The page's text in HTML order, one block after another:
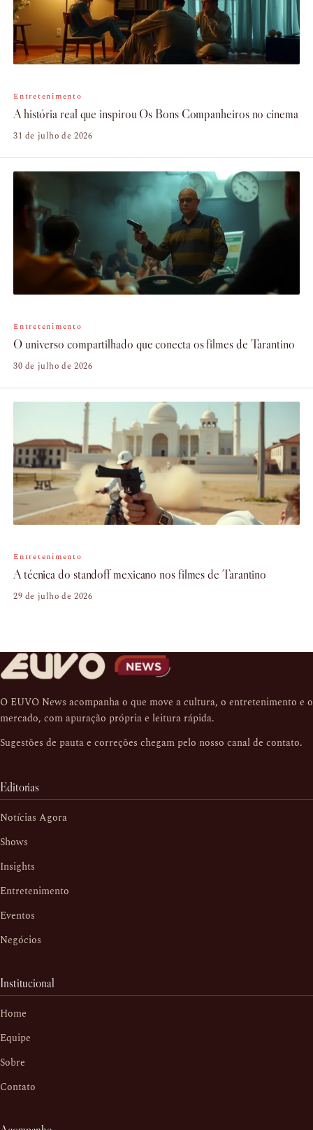
Entretenimento
A história real que inspirou Os Bons Companheiros no cinema
31 de julho de 2026
Entretenimento
O universo compartilhado que conecta os filmes de Tarantino
30 de julho de 2026
Entretenimento
A técnica do standoff mexicano nos filmes de Tarantino
29 de julho de 2026
O EUVO News acompanha o que move a cultura, o entretenimento e o
mercado, com apuração própria e leitura rápida.
Sugestões de pauta e correções chegam pelo nosso canal de contato.
Editorias
Notícias Agora
Shows
Insights
Entretenimento
Eventos
Negócios
Institucional
Home
Equipe
Sobre
Contato